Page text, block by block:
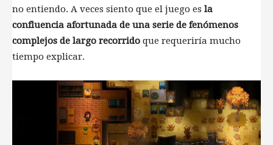
no entiendo. A veces siento que el juego es la
confluencia afortunada de una serie de fenómenos
complejos de largo recorrido que requeriría mucho
tiempo explicar.